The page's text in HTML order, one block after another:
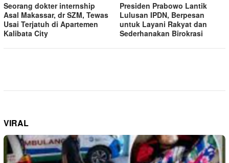
Seorang dokter internship
Asal Makassar, dr SZM, Tewas
Usai Terjatuh di Apartemen
Kalibata City
Presiden Prabowo Lantik
Lulusan IPDN, Berpesan
untuk Layani Rakyat dan
Sederhanakan Birokrasi
VIRAL